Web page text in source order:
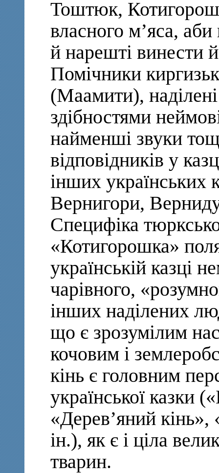
Тоштюк,
власного м’яса,
й нарешті винести
Помічники
(Маамити),
здібностями
найменші звуки
відповідників у
інших українських
Вернигори,
Специфіка
«Котигорошка»
українській казці
чарівного,
інших наділених
що є зрозумілим
кочовим і
кінь є головним
української казки
«Дерев’яний кінь»,
ін.), як є і ціла
тварин.